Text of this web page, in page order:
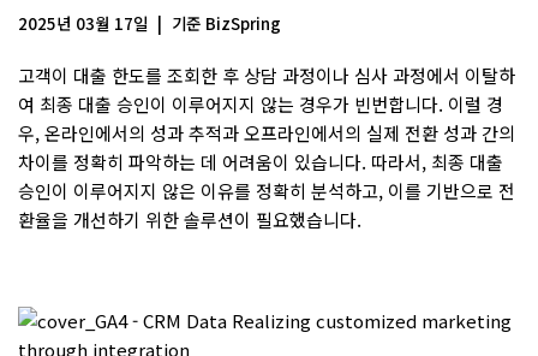
2025년 03월 17일 기준 BizSpring
고객이 대출 한도를 조회한 후 상담 과정이나 심사 과정에서 이탈하
여 최종 대출 승인이 이루어지지 않는 경우가 빈번합니다. 이럴 경
우, 온라인에서의 성과 추적과 오프라인에서의 실제 전환 성과 간의
차이를 정확히 파악하는 데 어려움이 있습니다. 따라서, 최종 대출
승인이 이루어지지 않은 이유를 정확히 분석하고, 이를 기반으로 전
환율을 개선하기 위한 솔루션이 필요했습니다.